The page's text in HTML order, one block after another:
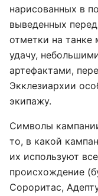
нарисованных в
выведенных
отметки на танке
удачу,
артефактами,
Экклезиархии
экипажу.
Символы
то, в какой
их используют
происхождение
Сороритас,